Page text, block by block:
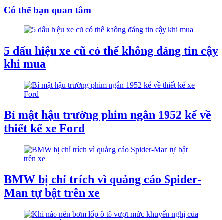
Có thể bạn quan tâm
5 dấu hiệu xe cũ có thể không đáng tin cậy
khi mua
Bí mật hậu trường phim ngắn 1952 kể về
thiết kế xe Ford
BMW bị chỉ trích vì quảng cáo Spider-
Man tự bật trên xe